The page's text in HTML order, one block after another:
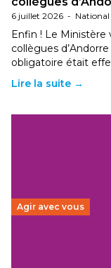
6 juillet 2026 - National
Enfin ! Le
collègues
obligatoire était
Lire la suite →
Agir avec vous